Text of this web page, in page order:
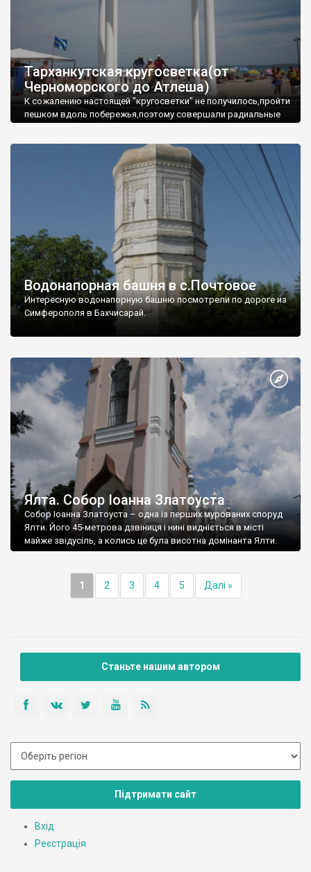
Тарханкутская кругосветка(от
Черноморского до Атлеша)
К сожалению настоящей "кругосветки" не получилось,пройти
пешком вдоль побережья,поэтому совершали радиальные
Водонапорная башня в с.Почтовое
Интересную водонапорную башню посмотрели по дороге из
Симферополя в Бахчисарай.
Ялта. Собор Іоанна Златоуста
Собор Іоанна Златоуста – одна із перших мурованих споруд
Ялти. Його 45-метрова дзвіниця і нині видніється в місті
майже звідусіль, а колись це була висотна домінанта Ялти.
1 2 3 4 5 Далі »
Станьте нашим автором
Підтримати сайт
Вхід
Реєстрація